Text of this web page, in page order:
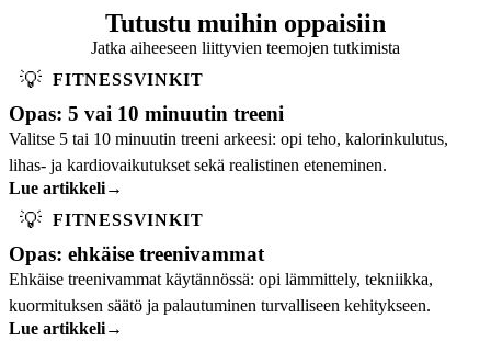
Tutustu muihin oppaisiin
Jatka aiheeseen liittyvien teemojen tutkimista
💡 FITNESSVINKIT
Opas: 5 vai 10 minuutin treeni
Valitse 5 tai 10 minuutin treeni arkeesi: opi teho, kalorinkulutus,
lihas- ja kardiovaikutukset sekä realistinen eteneminen.
Lue artikkeli→
💡 FITNESSVINKIT
Opas: ehkäise treenivammat
Ehkäise treenivammat käytännössä: opi lämmittely, tekniikka,
kuormituksen säätö ja palautuminen turvalliseen kehitykseen.
Lue artikkeli→